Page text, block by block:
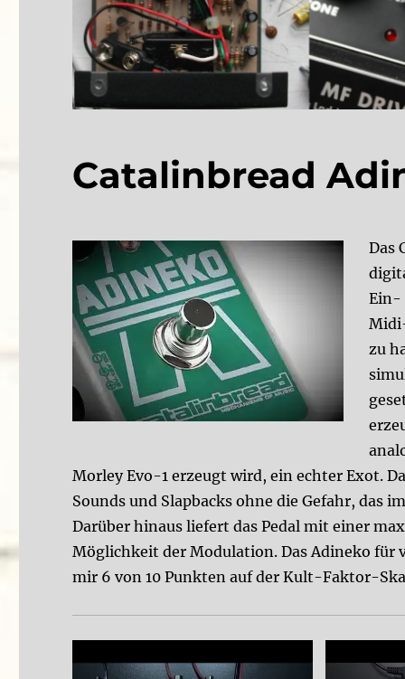
Catalinbread
Das
Ein-
zu
Morley Evo-1 erzeugt wird, ein echter Exot.
Sounds und Slapbacks ohne die Gefahr, das
Darüber hinaus liefert das Pedal mit einer
Möglichkeit der Modulation. Das Adineko für
mir 6 von 10 Punkten auf der Kult-Faktor-